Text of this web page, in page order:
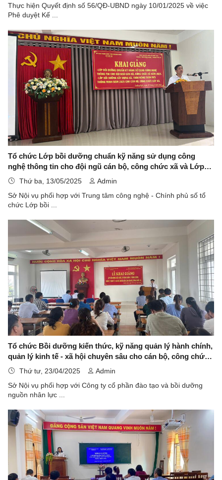
Thực hiện Quyết định số 56/QĐ-UBND ngày 10/01/2025 về việc
Phê duyệt Kế ...
Tổ chức Lớp bồi dưỡng chuẩn kỹ năng sử dụng công
nghệ thông tin cho đội ngũ cán bộ, công chức xã và Lớp
bồi dưỡng xây dựng xã, thôn nông thôn mới thông minh
Thứ ba, 13/05/2025
Admin
Sở Nội vụ phối hợp với Trung tâm công nghệ - Chính phủ số tổ
chức Lớp bồi ...
Tổ chức Bồi dưỡng kiến thức, kỹ năng quản lý hành chính,
quản lý kinh tế - xã hội chuyên sâu cho cán bộ, công chức
xã
Thứ tư, 23/04/2025
Admin
Sở Nội vụ phối hợp với Công ty cổ phần đào tạo và bồi dưỡng
nguồn nhân lực ...